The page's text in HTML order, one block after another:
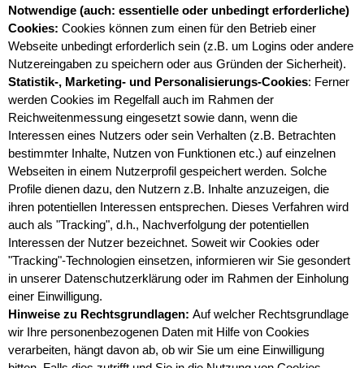
Notwendige (auch: essentielle oder unbedingt erforderliche)
Cookies: Cookies können zum einen für den Betrieb einer
Webseite unbedingt erforderlich sein (z.B. um Logins oder andere
Nutzereingaben zu speichern oder aus Gründen der Sicherheit).
Statistik-, Marketing- und Personalisierungs-Cookies: Ferner
werden Cookies im Regelfall auch im Rahmen der
Reichweitenmessung eingesetzt sowie dann, wenn die
Interessen eines Nutzers oder sein Verhalten (z.B. Betrachten
bestimmter Inhalte, Nutzen von Funktionen etc.) auf einzelnen
Webseiten in einem Nutzerprofil gespeichert werden. Solche
Profile dienen dazu, den Nutzern z.B. Inhalte anzuzeigen, die
ihren potentiellen Interessen entsprechen. Dieses Verfahren wird
auch als "Tracking", d.h., Nachverfolgung der potentiellen
Interessen der Nutzer bezeichnet. Soweit wir Cookies oder
"Tracking"-Technologien einsetzen, informieren wir Sie gesondert
in unserer Datenschutzerklärung oder im Rahmen der Einholung
einer Einwilligung.
Hinweise zu Rechtsgrundlagen: Auf welcher Rechtsgrundlage
wir Ihre personenbezogenen Daten mit Hilfe von Cookies
verarbeiten, hängt davon ab, ob wir Sie um eine Einwilligung